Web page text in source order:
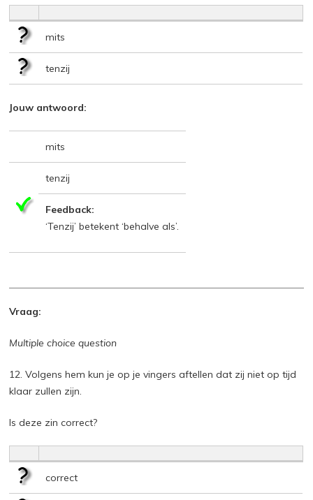
mits
tenzij
Jouw antwoord:
mits
tenzij
Feedback:
‘Tenzij’ betekent ‘behalve als’.
Vraag:
Multiple choice question
12. Volgens hem kun je op je vingers aftellen dat zij niet op tijd
klaar zullen zijn.
Is deze zin correct?
correct